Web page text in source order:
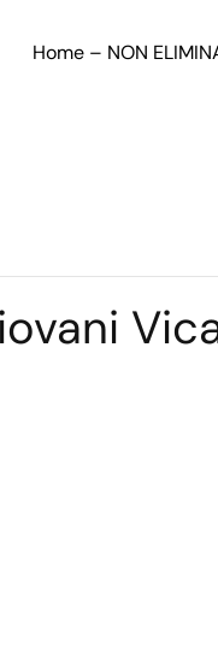
Home – NON